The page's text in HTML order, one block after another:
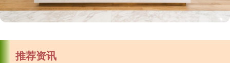
推荐资讯